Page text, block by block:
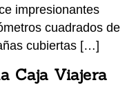
impresionantes
cuadrados de
cubiertas […]
Caja Viajera